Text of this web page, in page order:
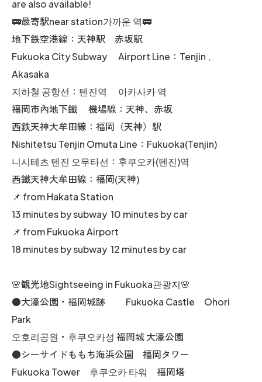
are also available!
🚃最寄駅near station가까운 역🚃
地下鉄空港線：天神駅 赤坂駅
Fukuoka City Subway Airport Line：Tenjin ,
Akasaka
지하철 공항선：텐진역 아카사카 역
福岡市內地下鐵 機場線：天神、赤坂
西鉄天神大牟田線：福岡（天神）駅
Nishitetsu Tenjin Omuta Line：Fukuoka(Tenjin)
니시테츠 텐진 오무타선：후쿠오카(텐진)역
西鐵天神大牟田線：福岡(天神)
📌 from Hakata Station
13 minutes by subway 10 minutes by car
📌 from Fukuoka Airport
18 minutes by subway 12 minutes by car
🌸観光地Sightseeing in Fukuoka관광지🌸
●大濠公園・福岡城跡 Fukuoka Castle Ohori
Park
오호리공원・후쿠오카성 福岡城 大濠公園
●シーサイドももち海浜公園 福岡タワー
Fukuoka Tower 후쿠오카 타워 福岡塔